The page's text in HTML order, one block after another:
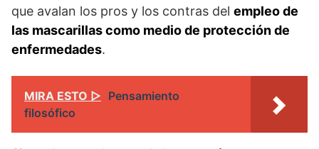
que avalan los pros y los contras del empleo de
las mascarillas como medio de protección de
enfermedades.
MIRA ESTO ▷ Pensamiento
filosófico